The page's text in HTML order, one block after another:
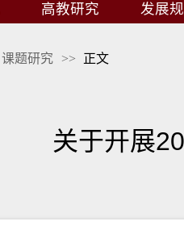
高教研究 发展
课题研究 >> 正文
关于开展